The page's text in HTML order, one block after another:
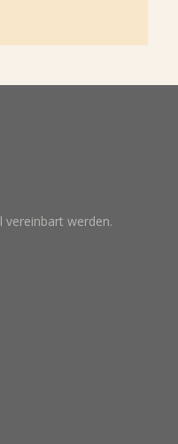
vereinbart werden.